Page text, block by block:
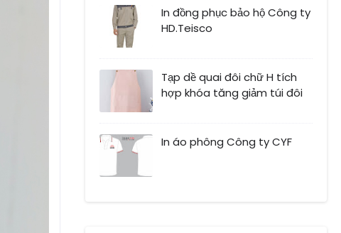
In đồng phục bảo hộ Công ty
HD.Teisco
Tạp dề quai đôi chữ H tích
hợp khóa tăng giảm túi đôi
In áo phông Công ty CYF